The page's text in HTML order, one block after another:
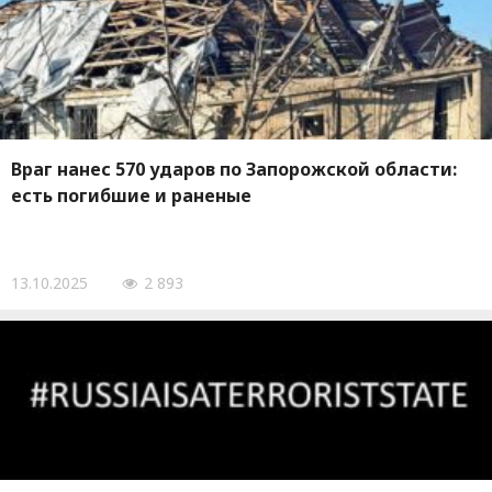
Враг нанес 570 ударов по Запорожской области:
есть погибшие и раненые
13.10.2025 2 893